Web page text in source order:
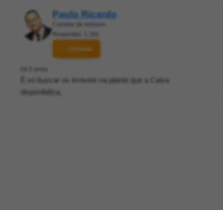
Paulo Ricardo
Corretor de imóveis
Respostas: 1.181
Contatar
há 5 anos
É só buscar os imóveis na planta que a Caixa
disponibiliza.